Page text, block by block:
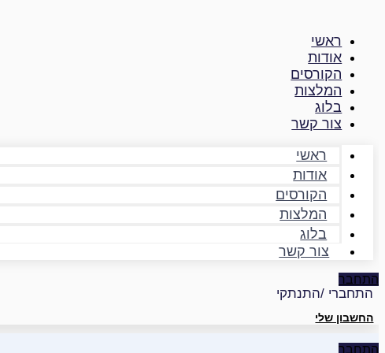
ראשי
אודות
הקורסים
המלצות
בלוג
צור קשר
ראשי
אודות
הקורסים
המלצות
בלוג
צור קשר
התחבר
התחברי /התנתקי
החשבון שלי
התחבר